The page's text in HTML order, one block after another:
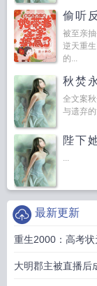
偷听
被至亲
逆天重
的...
秋焚
全文案
与遗弃
陛下
...
最新更新
重生2000：高考
大明郡主被直播后